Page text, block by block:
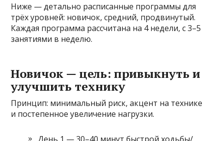
Ниже — детально расписанные программы для
трёх уровней: новичок, средний, продвинутый.
Каждая программа рассчитана на 4 недели, с 3–5
занятиями в неделю.
Новичок — цель: привыкнуть и
улучшить технику
Принцип: минимальный риск, акцент на технике
и постепенное увеличение нагрузки.